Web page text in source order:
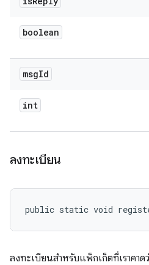
boolean
msgId
int
ลงทะเบียน
public static void
ลงทะเบียนสำหรับแพ็กเก็ตที่เราคาด